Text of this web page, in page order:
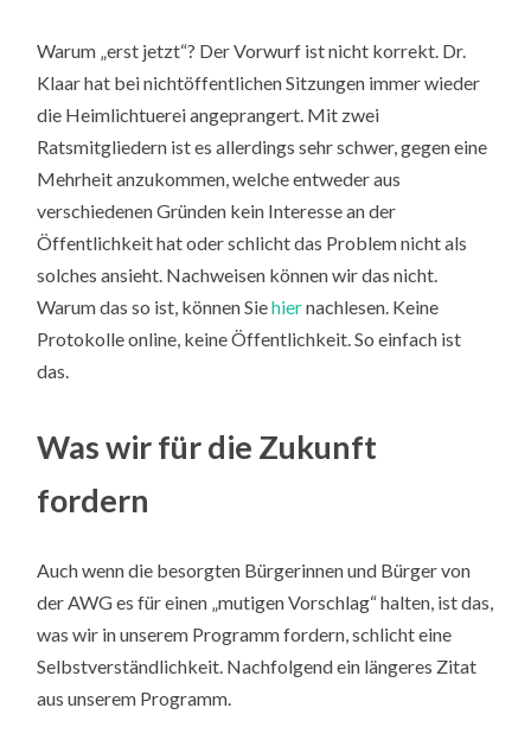
Warum „erst jetzt“? Der Vorwurf ist nicht korrekt. Dr.
Klaar hat bei nichtöffentlichen Sitzungen immer wieder
die Heimlichtuerei angeprangert. Mit zwei
Ratsmitgliedern ist es allerdings sehr schwer, gegen eine
Mehrheit anzukommen, welche entweder aus
verschiedenen Gründen kein Interesse an der
Öffentlichkeit hat oder schlicht das Problem nicht als
solches ansieht. Nachweisen können wir das nicht.
Warum das so ist, können Siehiernachlesen. Keine
Protokolle online, keine Öffentlichkeit. So einfach ist
das.
Was wir für die Zukunft
fordern
Auch wenn die besorgten Bürgerinnen und Bürger von
der AWG es für einen „mutigen Vorschlag“ halten, ist das,
was wir in unserem Programm fordern, schlicht eine
Selbstverständlichkeit. Nachfolgend ein längeres Zitat
aus unserem Programm.